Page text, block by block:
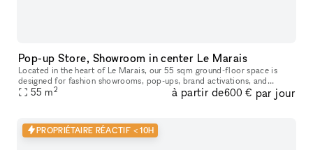
Pop-up Store, Showroom in center Le Marais
Located in the heart of Le Marais, our 55 sqm ground-floor space is
designed for fashion showrooms, pop-ups, brand activations, and
creative retail experiences during Paris Fashion Week and beyond.
55 m2 à partir de600 € par jour
PROPRIÉTAIRE RÉACTIF < 10H